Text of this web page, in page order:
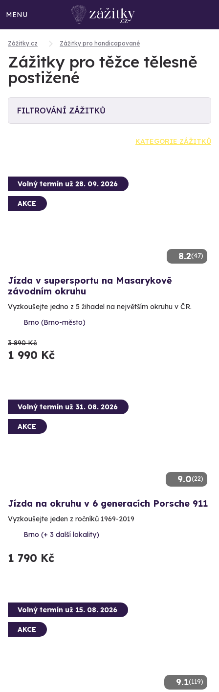
MENU
Zážitky.cz Zážitky pro handicapované
Zážitky pro těžce tělesně
postižené
FILTROVÁNÍ ZÁŽITKŮ
KATEGORIE ZÁŽITKŮ
8.2(47)
Volný termín už 28. 09. 2026
AKCE
Jízda v supersportu na Masarykově
závodním okruhu
Vyzkoušejte jedno z 5 žihadel na největším okruhu v ČR.
Brno (Brno-město)
3 890 Kč
1 990 Kč
9.0(22)
Volný termín už 31. 08. 2026
AKCE
Jízda na okruhu v 6 generacích Porsche 911
Vyzkoušejte jeden z ročníků 1969-2019
Brno (+ 3 další lokality)
1 790 Kč
9.1(119)
Volný termín už 15. 08. 2026
AKCE